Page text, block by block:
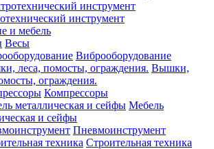
инструмент
и мебель
Весы
Виброоборудование
Вышки,
ограждения.
Компрессоры
Мебель
и сейфы
Пневмоинструмент
Строительная техника